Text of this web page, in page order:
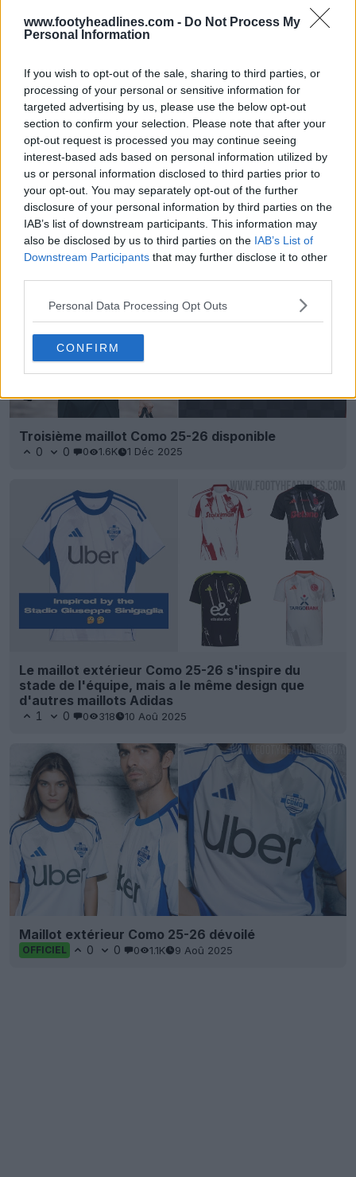
www.footyheadlines.com - Do Not Process My
Personal Information
If you wish to opt-out of the sale, sharing to third parties, or
processing of your personal or sensitive information for
targeted advertising by us, please use the below opt-out
section to confirm your selection. Please note that after your
opt-out request is processed you may continue seeing
interest-based ads based on personal information utilized by
us or personal information disclosed to third parties prior to
your opt-out. You may separately opt-out of the further
disclosure of your personal information by third parties on the
IAB’s list of downstream participants. This information may
also be disclosed by us to third parties on the IAB’s List of
Downstream Participants that may further disclose it to other
Personal Data Processing Opt Outs
CONFIRM
Le maillot domicile Adidas du Como 26-27 serait le
maillot parfait pour l'Italie
CONCEPT 26 11K 13 Mai 2026
Troisième maillot Como 25-26 disponible
0 0 0 1.6K 1 Déc 2025
Le maillot extérieur Como 25-26 s'inspire du
stade de l'équipe, mais a le même design que
d'autres maillots Adidas
1 0 0 318 10 Aoû 2025
Maillot extérieur Como 25-26 dévoilé
OFFICIEL 0 0 0 1.1K 9 Aoû 2025